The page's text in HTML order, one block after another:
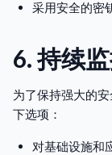
采用安全的密
6. 持续
为了保持强大的
下选项：
对基础设施和